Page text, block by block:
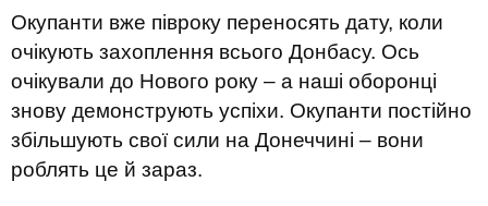
Окупанти вже півроку переносять дату, коли
очікують захоплення всього Донбасу. Ось
очікували до Нового року – а наші оборонці
знову демонструють успіхи. Окупанти постійно
збільшують свої сили на Донеччині – вони
роблять це й зараз.